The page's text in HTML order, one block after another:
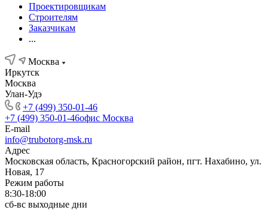
Проектировщикам
Строителям
Заказчикам
...
Москва
Иркутск
Москва
Улан-Удэ
+7 (499) 350-01-46
+7 (499) 350-01-46офис Москва
E-mail
info@trubotorg-msk.ru
Адрес
Московская область, Красногорский район, пгт. Нахабино, ул.
Новая, 17
Режим работы
8:30-18:00
сб-вс выходные дни